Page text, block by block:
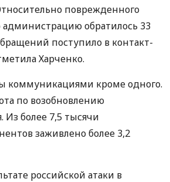
поврежденного
обратилось 33
поступило в контакт-
Харченко.
коммуникациями кроме одного.
по возобновлению
Из более 7,5 тысячи
заживлено более 3,2
российской атаки в